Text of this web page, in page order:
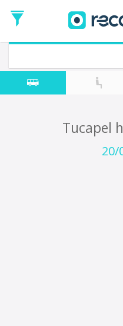
de
Ida
Vuelta
Fecha
de
Tucapel
20/